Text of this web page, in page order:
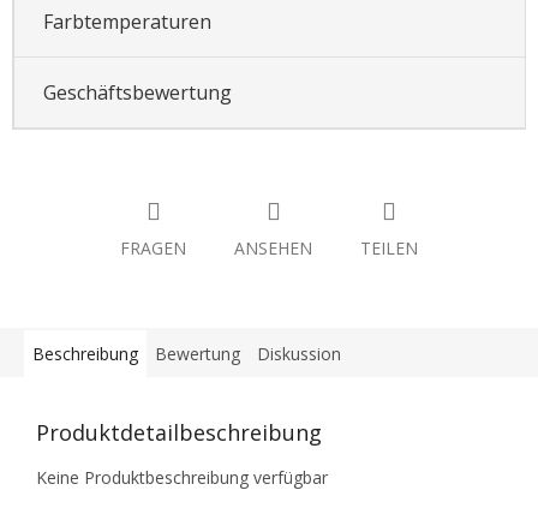
Farbtemperaturen
Geschäftsbewertung
FRAGEN ANSEHEN TEILEN
Beschreibung Bewertung Diskussion
Produktdetailbeschreibung
Keine Produktbeschreibung verfügbar